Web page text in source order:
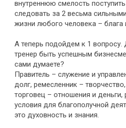
внутреннюю смелость
следовать за 2 весьма
жизни любого человека – блага
А теперь подойдем к 1
тренер быть успешным
сами думаете?
Правитель – служение и
долг, ремесленник –
торговец – отношения и деньги,
условия для благополучной
это духовность и знания.